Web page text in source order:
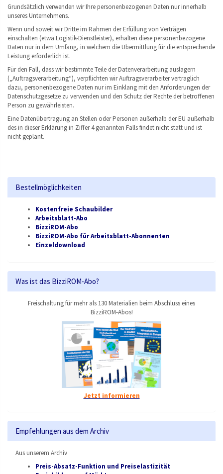
Grundsätzlich verwenden wir Ihre personenbezogenen Daten nur innerhalb
unseres Unternehmens.
Wenn und soweit wir Dritte im Rahmen der Erfüllung von Verträgen
einschalten (etwa Logistik-Dienstleister), erhalten diese personenbezogene
Daten nur in dem Umfang, in welchem die Übermittlung für die entsprechende
Leistung erforderlich ist.
Für den Fall, dass wir bestimmte Teile der Datenverarbeitung auslagern
(„Auftragsverarbeitung“), verpflichten wir Auftragsverarbeiter vertraglich
dazu, personenbezogene Daten nur im Einklang mit den Anforderungen der
Datenschutzgesetze zu verwenden und den Schutz der Rechte der betroffenen
Person zu gewährleisten.
Eine Datenübertragung an Stellen oder Personen außerhalb der EU außerhalb
des in dieser Erklärung in Ziffer 4 genannten Falls findet nicht statt und ist
nicht geplant.
Bestellmöglichkeiten
Kostenfreie Schaubilder
Arbeitsblatt-Abo
BizziROM-Abo
BizziROM-Abo für Arbeitsblatt-Abonnenten
Einzeldownload
Was ist das BizziROM-Abo?
Freischaltung für mehr als 130 Materialien beim Abschluss eines
BizziROM-Abos!
Jetzt informieren
Empfehlungen aus dem Archiv
Aus unserem Archiv
Preis-Absatz-Funktion und Preiselastizität